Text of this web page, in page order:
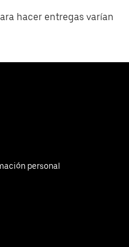
hacer entregas varían
personal